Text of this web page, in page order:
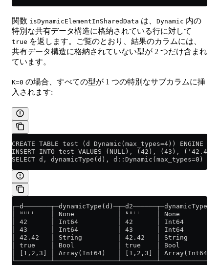
関数 isDynamicElementInSharedData は、 Dynamic 内の
特別な共有データ構造に格納されている行に対して
true を返します。ご覧のとおり、結果のカラムには、
共有データ構造に格納されていない型が 2 つだけ含まれ
ています。
K=0 の場合、すべての型が 1 つの特別なサブカラムに挿
入されます:
CREATE TABLE test (d Dynamic(max_types=4)) ENGINE =
INSERT INTO test VALUES (NULL), (42), (43),
SELECT d, dynamicType(d), d::Dynamic(max_types=0)
│ ᴺᵁᴸᴸ    │ None           │ ᴺᵁᴸᴸ    │ None
│ 42      │ Int64          │ 42      │ Int64
│ 43      │ Int64          │ 43      │ Int64
│ 42.42   │ String         │ 42.42   │ String
│ true    │ Bool           │ true    │ Bool
│ [1,2,3] │ Array(Int64)   │ [1,2,3] │